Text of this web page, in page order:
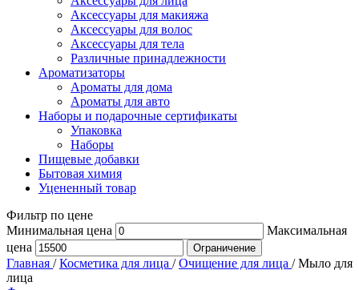
Аксессуары для макияжа
Аксессуары для волос
Аксессуары для тела
Различные принадлежности
Ароматизаторы
Ароматы для дома
Ароматы для авто
Наборы и подарочные сертификаты
Упаковка
Наборы
Пищевые добавки
Бытовая химия
Уцененный товар
Фильтр по цене
Минимальная цена
Максимальная
цена
Ограничение
Главная / Косметика для лица / Очищение для лица / Мыло для
лица